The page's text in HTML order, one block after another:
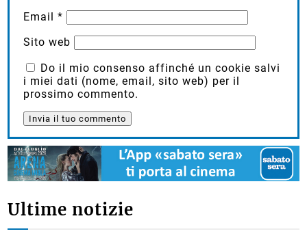
Email*
Sito web
Do il mio consenso affinché un cookie salvi
i miei dati (nome, email, sito web) per il
prossimo commento.
Ultime notizie